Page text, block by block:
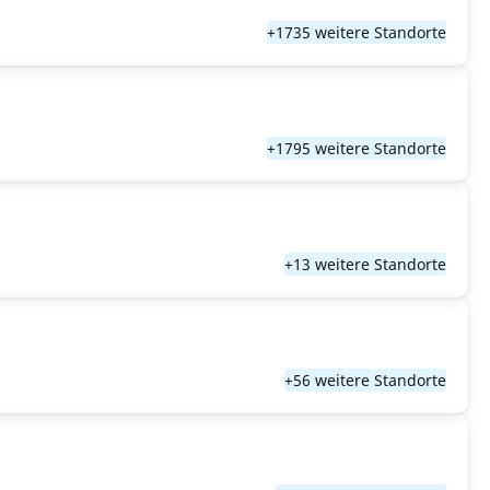
+1735 weitere Standorte
+1795 weitere Standorte
+13 weitere Standorte
+56 weitere Standorte